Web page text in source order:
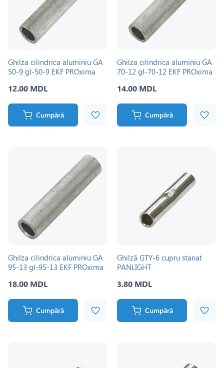
Ghilza cilindrica aluminiu GA
50-9 gl-50-9 EKF PROxima
12.00 MDL
Cumpără
Ghilza cilindrica aluminiu GA
70-12 gl-70-12 EKF PROxima
14.00 MDL
Cumpără
Ghilza cilindrica aluminiu GA
95-13 gl-95-13 EKF PROxima
18.00 MDL
Cumpără
Ghilză GTY-6 cupru stanat
PANLIGHT
3.80 MDL
Cumpără